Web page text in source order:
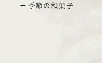
季節の和菓子